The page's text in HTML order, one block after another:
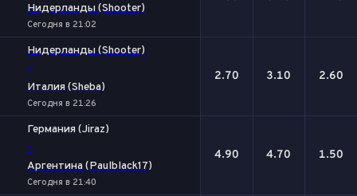
Нидерланды (Shooter)
Сегодня в 21:02
Нидерланды (Shooter)
-
Италия (Sheba)
Сегодня в 21:26
2.70 3.10 2.60
Германия (Jiraz)
-
Аргентина (Paulblack17)
Сегодня в 21:40
4.90 4.70 1.50